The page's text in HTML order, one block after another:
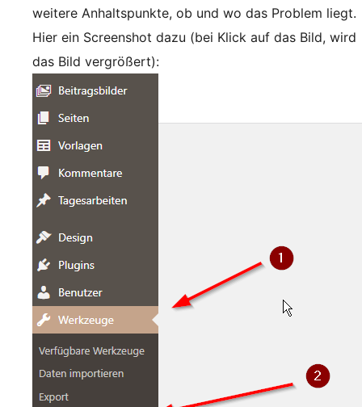
weitere Anhaltspunkte, ob und wo das Problem liegt.
Hier ein Screenshot dazu (bei Klick auf das Bild, wird
das Bild vergrößert):